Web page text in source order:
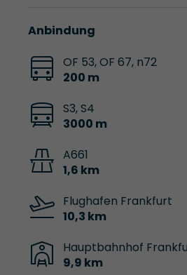
Anbindung
OF 53, OF 67, n72
200 m
S3, S4
3000 m
A661
1,6 km
Flughafen Frankfurt
10,3 km
Hauptbahnhof
9,9 km